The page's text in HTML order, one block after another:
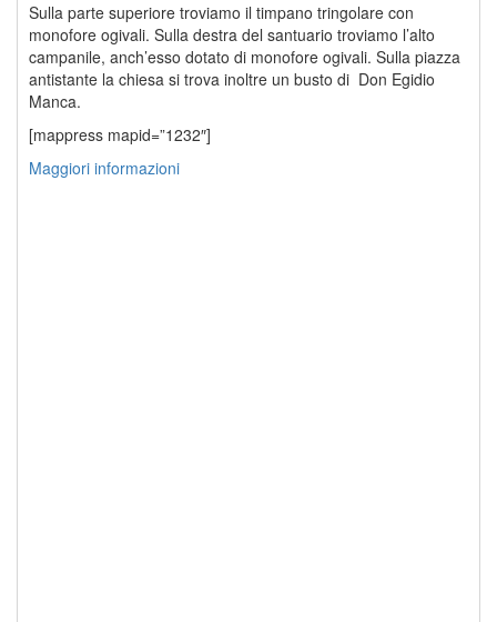
Sulla parte superiore troviamo il timpano tringolare con
monofore ogivali. Sulla destra del santuario troviamo l’alto
campanile, anch’esso dotato di monofore ogivali. Sulla piazza
antistante la chiesa si trova inoltre un busto di Don Egidio
Manca.
[mappress mapid=”1232″]
Maggiori informazioni